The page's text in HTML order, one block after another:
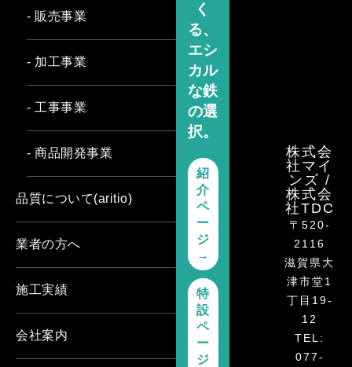
株式会
社マイ
ンズ /
株式会
社TDC
〒520-
2116
滋賀県大
津市堂1
丁目19-
12
TEL:
077-
く
る、
エシ
カル
な鉄
の選
択。
紹
介
ペ
ー
ジ
→
特
設
ペ
ー
ジ
- 販売事業
- 加工事業
- 工事事業
- 商品開発事業
品質について(aritio)
業者の方へ
施工実績
会社案内